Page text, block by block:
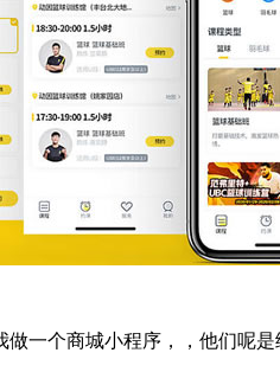
一个商城小程序，，他们呢